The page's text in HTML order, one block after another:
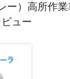
ー）高所作
ュー